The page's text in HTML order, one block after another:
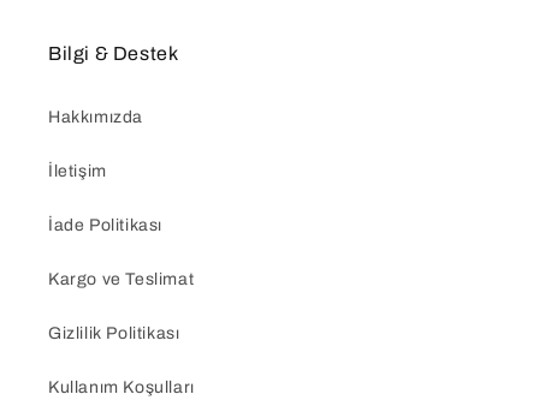
Bilgi & Destek
Hakkımızda
İletişim
İade Politikası
Kargo ve Teslimat
Gizlilik Politikası
Kullanım Koşulları